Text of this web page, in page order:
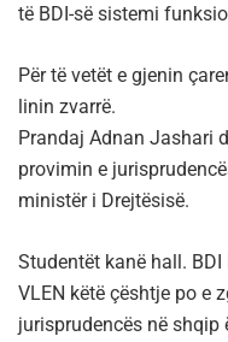
të BDI-së sistemi
Për të vetët e gjenin
linin zvarrë.
Prandaj Adnan Jashari
provimin e
ministër i Drejtësisë.
Studentët kanë hall. BDI
VLEN këtë çështje po e
jurisprudencës në